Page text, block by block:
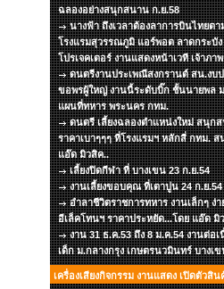
ฉลองอย่างสนุกสนาน ก.ย.58
นางฟ้า ถึงเวลาต้องลาการบินไทยตา
โรงแรมสุวรรณภูมิ แอร์พอต ลาดกระบัง
โปรเจคเตอร์ งานแสดงหน้าเวที เจ้าภ
ดนตรีงานประเพณีสงกรานต์ สน.งบ
ขอพรผู้ใหญ่ งานนี้ระดับบิ๊ก ชั้นนายพล
แผนที่ทหาร พระนคร กทม.
ดนตรี เลี้ยงฉลองตำแหน่งใหม่ สนุก
ราคาเบาๆๆๆ ที่โรงแรมฯ หลักสี่ กทม.
แอ๊ด มิวสิค..
เลี้ยงปิดกีฬา ที่ บางเขน 23 ก.ย.54
งานเลี้ยงขอบคุณ ที่เตาปูน 24 ก.ย.54
อำลาชีวิตราชการทหาร งานเล็กๆ ง่
อีเล็คโทนฯ ราคาประหยัด...โดย แอ๊ด มิ
งาน 31 ธ.ค.53 ถึง 8 ม.ค.54 งานต่อ
เด็ก ม.กลางกรุง เกษตรนวมินทร์ บางเ
เครื่องเสียงกิจกรรม งานแสดง เปิดตัวสิน